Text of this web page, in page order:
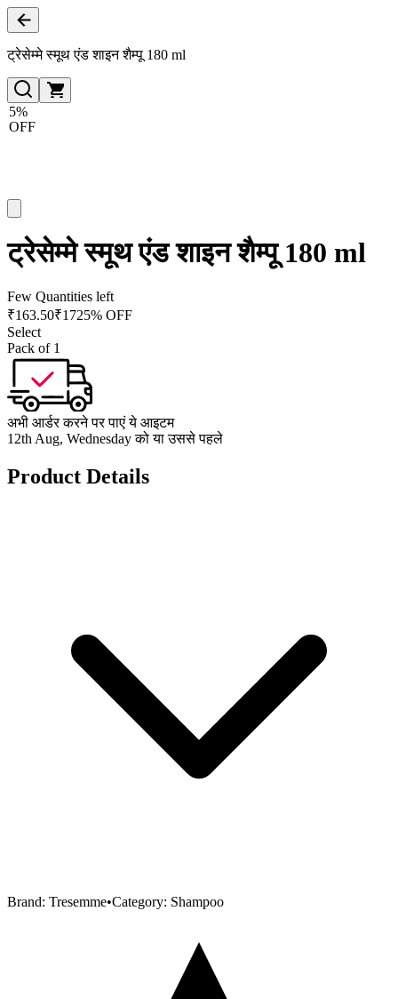
ट्रेसेम्मे स्मूथ एंड शाइन शैम्पू 180 ml
5%
OFF
ट्रेसेम्मे स्मूथ एंड शाइन शैम्पू 180 ml
Few Quantities left
₹163.50₹1725% OFF
Select
Pack of 1
अभी आर्डर करने पर पाएं ये आइटम
12th Aug, Wednesday को या उससे पहले
Product Details
Brand: Tresemme•Category: Shampoo